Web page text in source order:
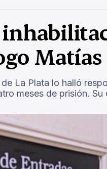
Matías
La Plata lo halló
meses de prisión. Su